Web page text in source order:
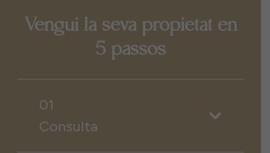
Vengui la seva propietat en
5 passos
01
Consulta